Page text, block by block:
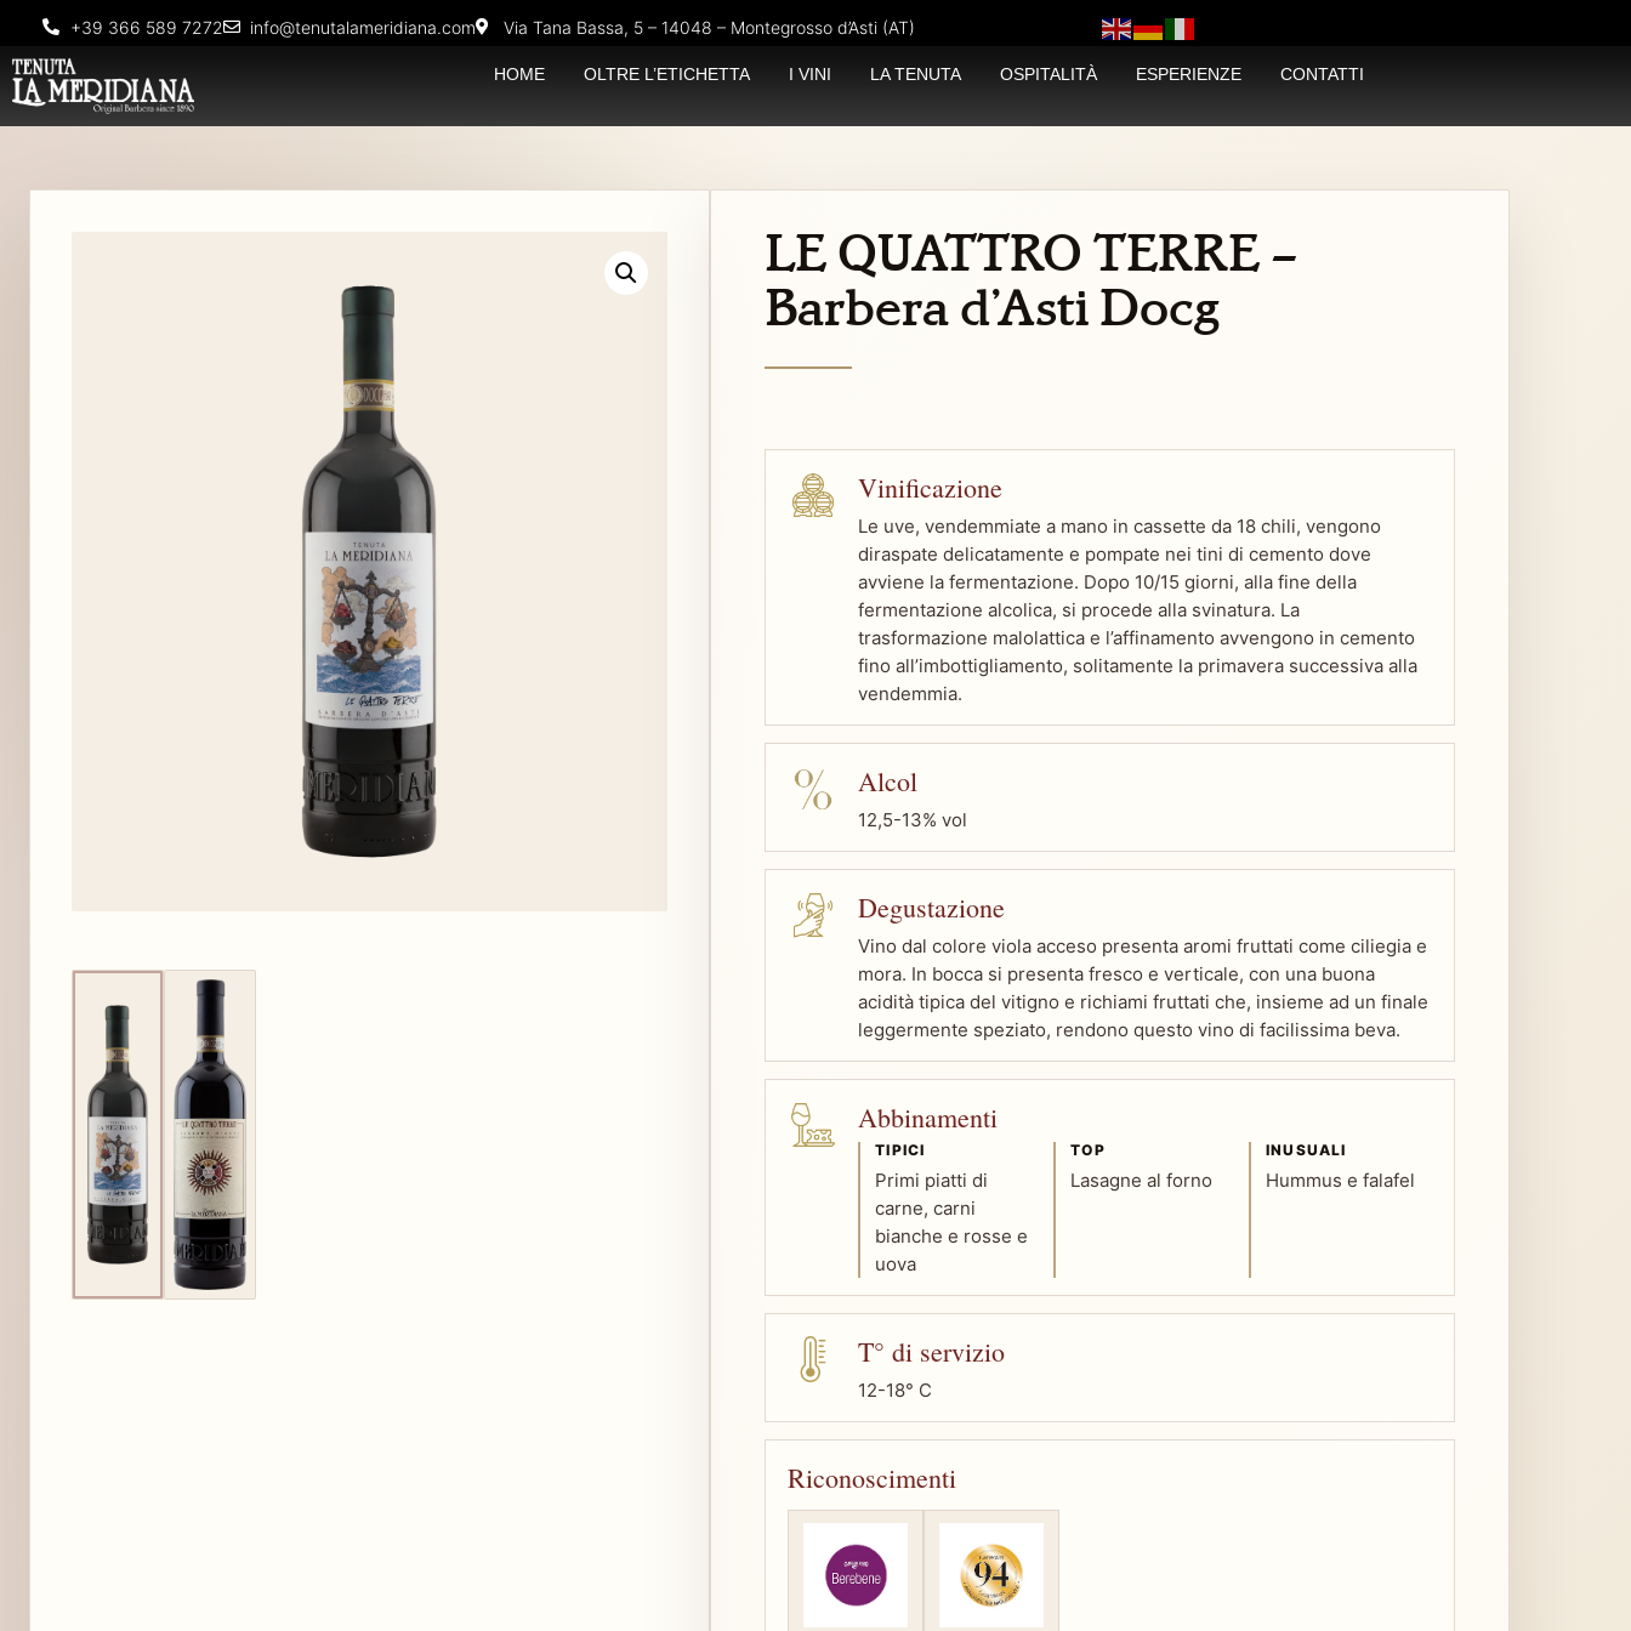
+39 366 589 7272 info@tenutalameridiana.com Via Tana Bassa, 5 – 14048 – Montegrosso d’Asti (AT)
HOME OLTRE L’ETICHETTA I VINI LA TENUTA OSPITALITÀ ESPERIENZE CONTATTI
LE QUATTRO TERRE –
Barbera d’Asti Docg
Vinificazione
Le uve, vendemmiate a mano in cassette da 18 chili, vengono
diraspate delicatamente e pompate nei tini di cemento dove
avviene la fermentazione. Dopo 10/15 giorni, alla fine della
fermentazione alcolica, si procede alla svinatura. La
trasformazione malolattica e l’affinamento avvengono in cemento
fino all’imbottigliamento, solitamente la primavera successiva alla
vendemmia.
Alcol
12,5-13% vol
Degustazione
Vino dal colore viola acceso presenta aromi fruttati come ciliegia e
mora. In bocca si presenta fresco e verticale, con una buona
acidità tipica del vitigno e richiami fruttati che, insieme ad un finale
leggermente speziato, rendono questo vino di facilissima beva.
Abbinamenti
TIPICI
Primi piatti di
carne, carni
bianche e rosse e
uova
TOP
Lasagne al forno
INUSUALI
Hummus e falafel
T° di servizio
12-18° C
Riconoscimenti